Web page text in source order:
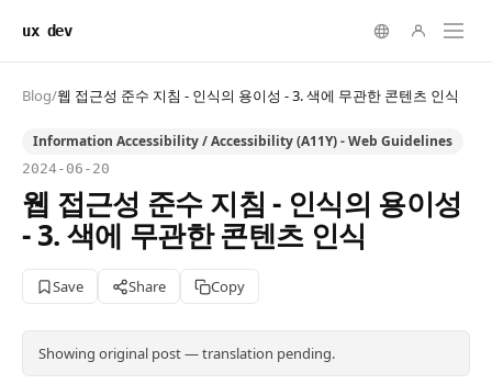
ux dev
Blog/웹 접근성 준수 지침 - 인식의 용이성 - 3. 색에 무관한 콘텐츠 인식
Information Accessibility / Accessibility (A11Y) - Web Guidelines
2024-06-20
웹 접근성 준수 지침 - 인식의 용이성
- 3. 색에 무관한 콘텐츠 인식
Save Share Copy
Showing original post — translation pending.